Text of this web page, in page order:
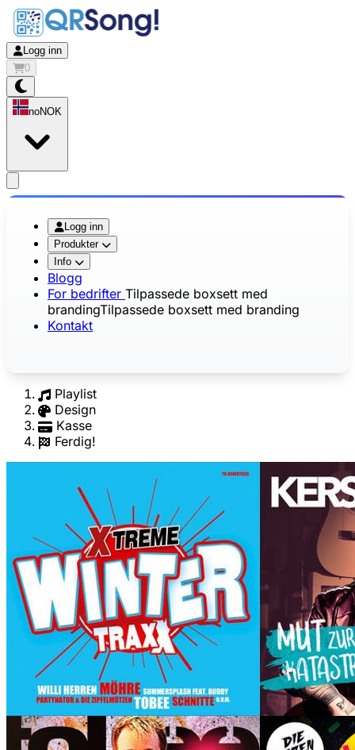
Logg inn
0
noNOK
Logg inn
Produkter
Info
Blogg
For bedrifter Tilpassede boxsett med
brandingTilpassede boxsett med branding
Kontakt
Playlist
Design
Kasse
Ferdig!